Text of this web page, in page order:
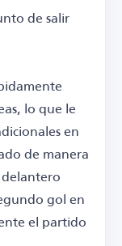
de salir
lo que le
en
de manera
gol en
el partido